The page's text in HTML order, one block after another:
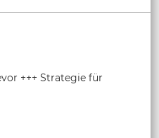
+++ Strategie für